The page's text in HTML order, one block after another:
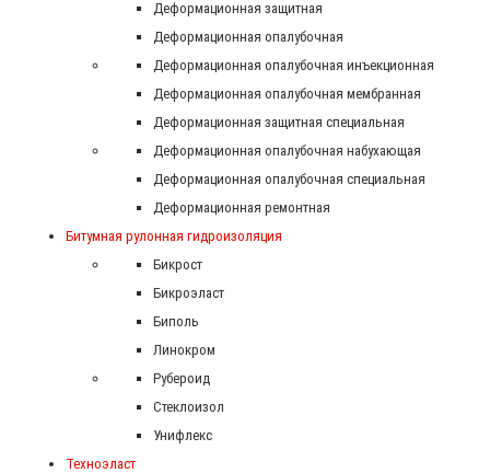
Деформационная защитная
Деформационная опалубочная
Деформационная опалубочная инъекционная
Деформационная опалубочная мембранная
Деформационная защитная специальная
Деформационная опалубочная набухающая
Деформационная опалубочная специальная
Деформационная ремонтная
Битумная рулонная гидроизоляция
Бикрост
Бикроэласт
Биполь
Линокром
Рубероид
Стеклоизол
Унифлекс
Техноэласт